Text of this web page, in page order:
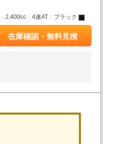
2,400cc 4速AT ブラック
在庫確認・無料見積